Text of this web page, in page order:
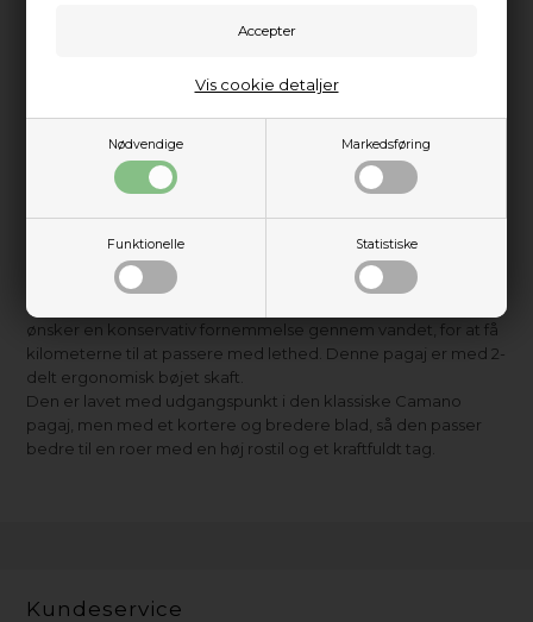
Nødvendige Markedsføring
Funktionelle Statistiske
Vis cookie detaljer
Information
med højvinklet blad designet til dem, der ønsker mellemstor
kraft i alle strøg og alle retninger. Den er perfekt til roeren
som nyder at lege i vandet ved kysten eller for dem, der
ønsker en konservativ fornemmelse gennem vandet, for at få
kilometerne til at passere med lethed. Denne pagaj er med 2-
delt ergonomisk bøjet skaft.
Den er lavet med udgangspunkt i den klassiske Camano
pagaj, men med et kortere og bredere blad, så den passer
bedre til en roer med en høj rostil og et kraftfuldt tag.
Kundeservice